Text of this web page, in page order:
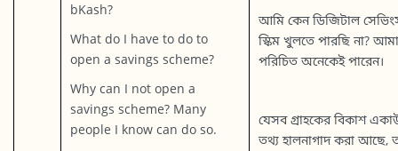
bKash?
What do I have to do to
open a savings scheme?
Why can I not open a
savings scheme? Many
people I know can do so.
আমি কেন ডিজিটাল
স্কিম খুলতে পারছি না?
পরিচিত অনেকেই পারেন।
যেসব গ্রাহকের বিকাশ
তথ্য হালনাগাদ করা আছে,